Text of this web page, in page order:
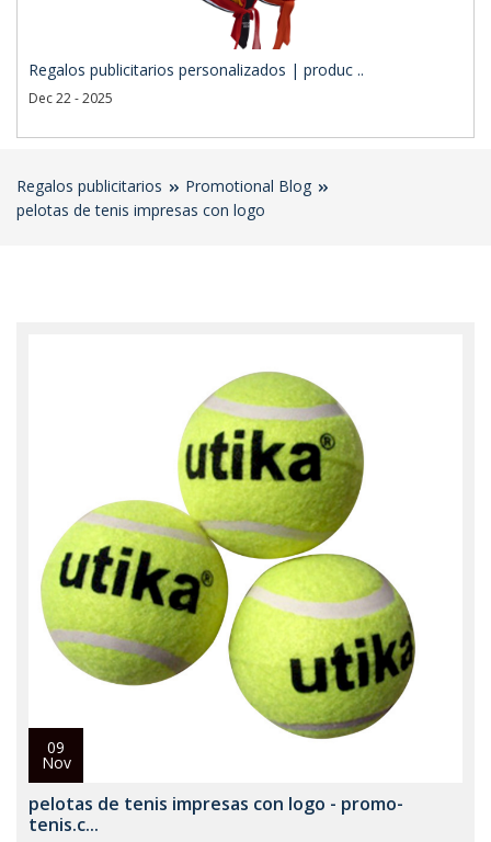
Regalos publicitarios personalizados | produc ..
Dec 22 - 2025
Regalos publicitarios
Promotional Blog
pelotas de tenis impresas con logo
09
Nov
pelotas de tenis impresas con logo - promo-
tenis.c...